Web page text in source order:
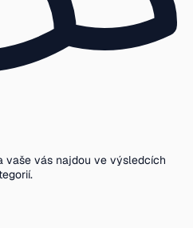
vaše vás najdou ve výsledcích